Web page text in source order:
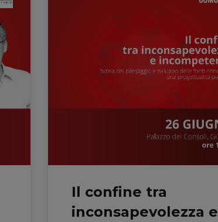
Il confine tra
inconsapevolezza e